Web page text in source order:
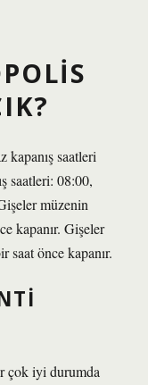
kapanış saatleri
saatleri: 08:00,
müzenin
kapanır. Gişeler
saat önce kapanır.
çok iyi durumda